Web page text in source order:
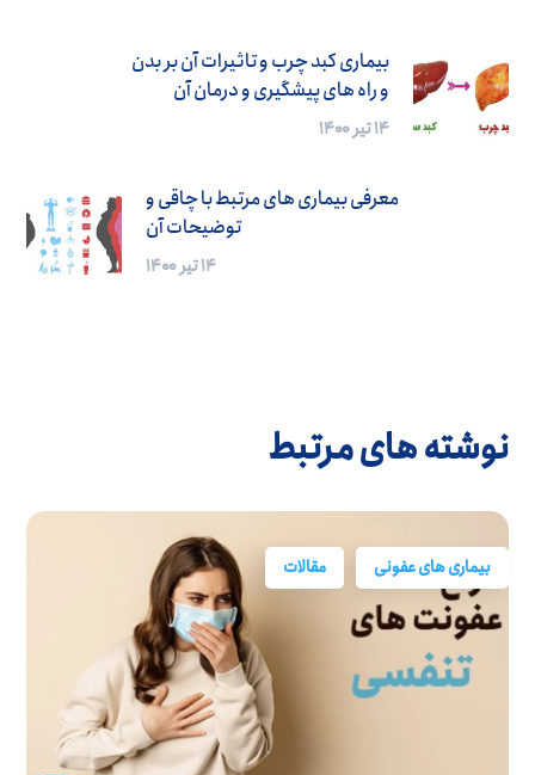
بیماری کبد چرب و تاثیرات آن بر بدن
و راه های پیشگیری و درمان آن
۱۴ تیر ۱۴۰۰
معرفی بیماری های مرتبط با چاقی و
توضیحات آن
۱۴ تیر ۱۴۰۰
نوشته های مرتبط
بیماری های عفونی مقالات